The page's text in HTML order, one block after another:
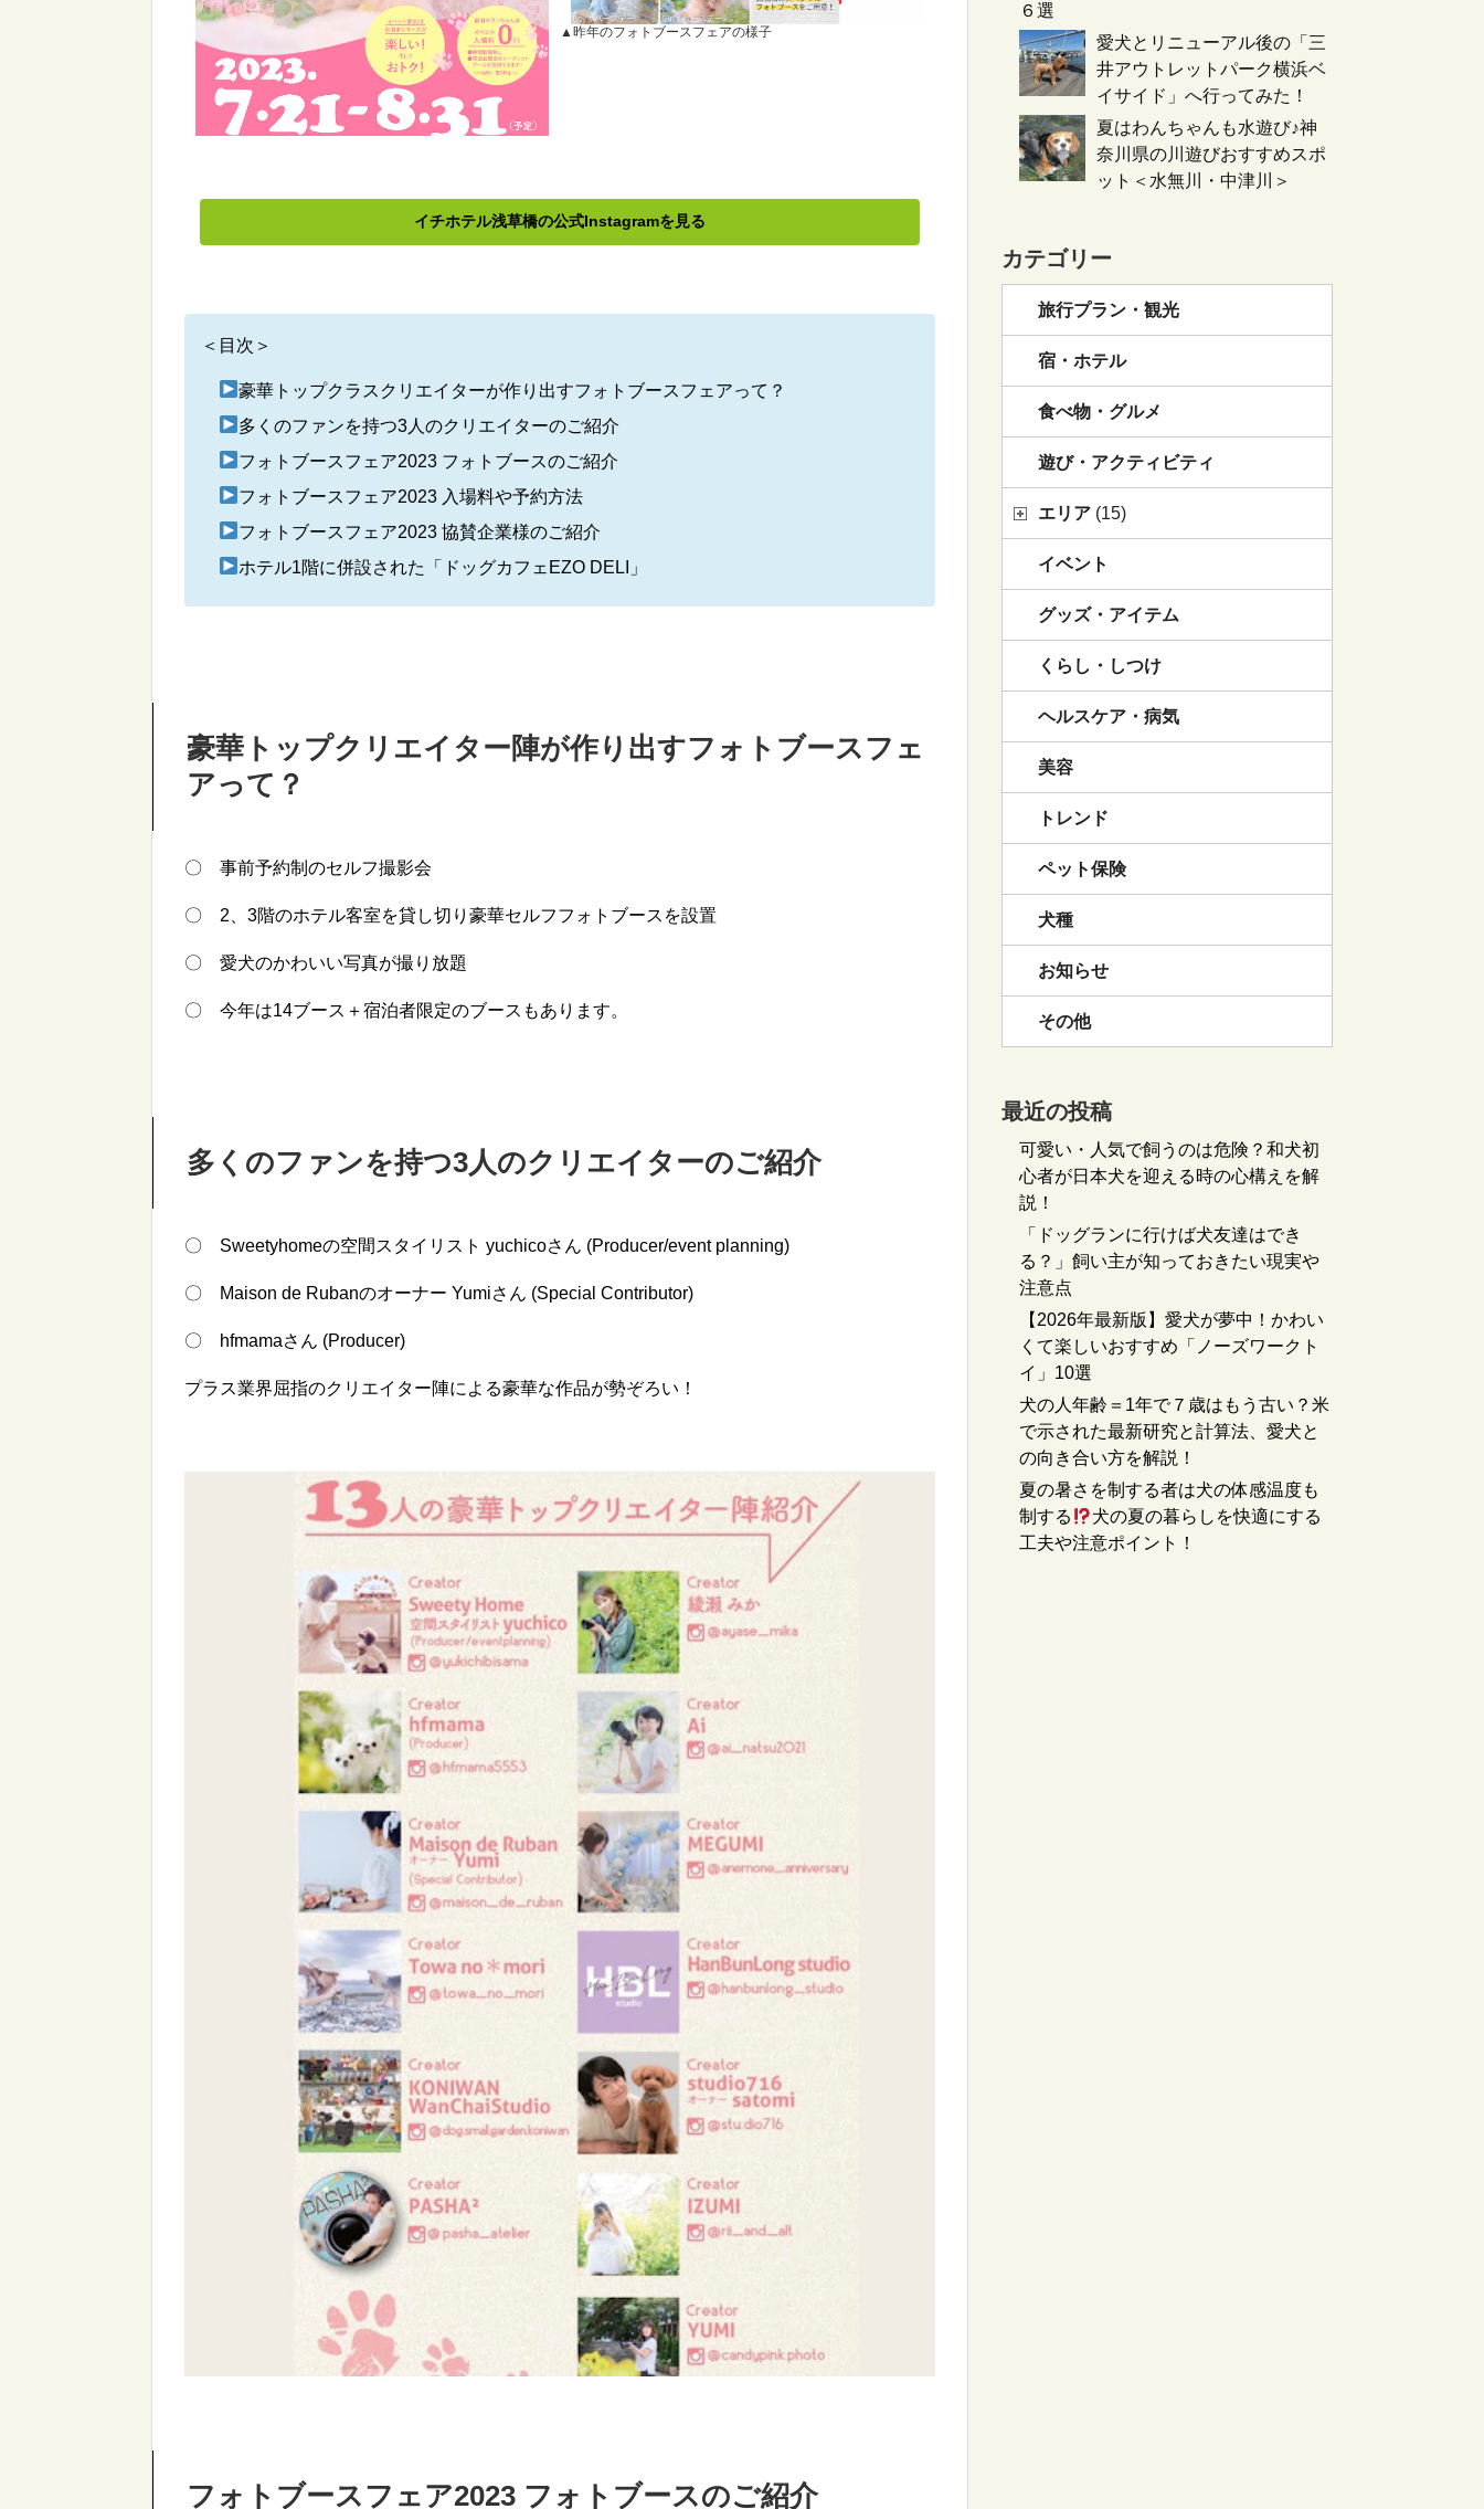
▲昨年のフォトブースフェアの様子
イチホテル浅草橋の公式Instagramを見る
＜目次＞
豪華トップクラスクリエイターが作り出すフォトブースフェアって？
多くのファンを持つ3人のクリエイターのご紹介
フォトブースフェア2023 フォトブースのご紹介
フォトブースフェア2023 入場料や予約方法
フォトブースフェア2023 協賛企業様のご紹介
ホテル1階に併設された「ドッグカフェEZO DELI」
豪華トップクリエイター陣が作り出すフォトブースフェ
アって？
〇 事前予約制のセルフ撮影会
〇 2、3階のホテル客室を貸し切り豪華セルフフォトブースを設置
〇 愛犬のかわいい写真が撮り放題
〇 今年は14ブース＋宿泊者限定のブースもあります。
多くのファンを持つ3人のクリエイターのご紹介
〇 Sweetyhomeの空間スタイリスト yuchicoさん (Producer/event planning)
〇 Maison de Rubanのオーナー Yumiさん (Special Contributor)
〇 hfmamaさん (Producer)
プラス業界屈指のクリエイター陣による豪華な作品が勢ぞろい！
フォトブースフェア2023 フォトブースのご紹介
６選
愛犬とリニューアル後の「三
井アウトレットパーク横浜ベ
イサイド」へ行ってみた！
夏はわんちゃんも水遊び♪神
奈川県の川遊びおすすめスポ
ット＜水無川・中津川＞
カテゴリー
旅行プラン・観光
宿・ホテル
食べ物・グルメ
遊び・アクティビティ
エリア (15)
イベント
グッズ・アイテム
くらし・しつけ
ヘルスケア・病気
美容
トレンド
ペット保険
犬種
お知らせ
その他
最近の投稿
可愛い・人気で飼うのは危険？和犬初
心者が日本犬を迎える時の心構えを解
説！
「ドッグランに行けば犬友達はでき
る？」飼い主が知っておきたい現実や
注意点
【2026年最新版】愛犬が夢中！かわい
くて楽しいおすすめ「ノーズワークト
イ」10選
犬の人年齢＝1年で７歳はもう古い？米
で示された最新研究と計算法、愛犬と
の向き合い方を解説！
夏の暑さを制する者は犬の体感温度も
制する
犬の夏の暮らしを快適にする
工夫や注意ポイント！